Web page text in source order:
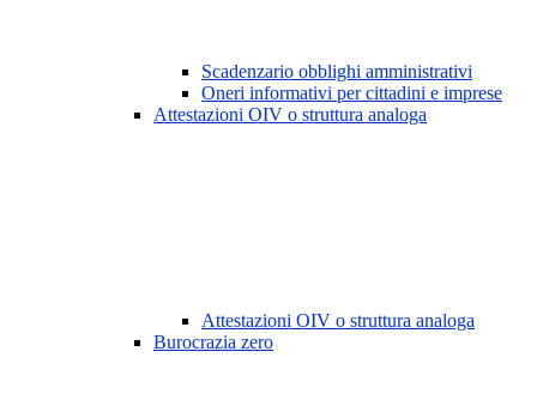
Scadenzario obblighi amministrativi
Oneri informativi per cittadini e imprese
Attestazioni OIV o struttura analoga
Attestazioni OIV o struttura analoga
Burocrazia zero